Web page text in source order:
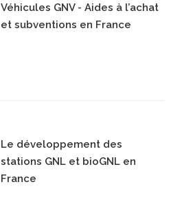
Véhicules GNV - Aides à l’achat
et subventions en France
Le développement des
stations GNL et bioGNL en
France